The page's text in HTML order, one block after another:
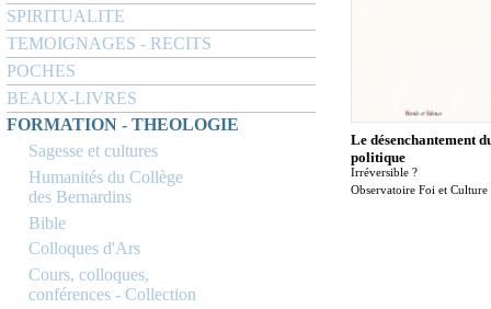
SPIRITUALITE
TEMOIGNAGES - RECITS
POCHES
BEAUX-LIVRES
FORMATION - THEOLOGIE
Sagesse et cultures
Humanités du Collège
des Bernardins
Bible
Colloques d'Ars
Cours, colloques,
conférences - Collection
Le désenchantement
politique
Irréversible ?
Observatoire Foi et Culture